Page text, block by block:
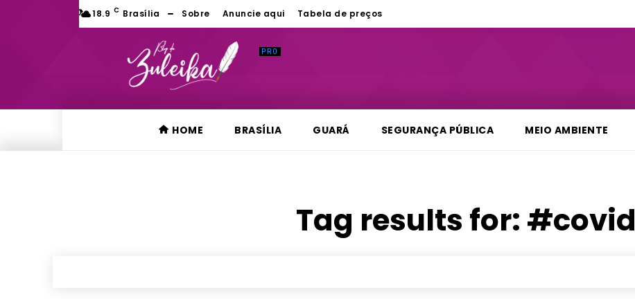
18.9 C Brasília Sobre Anuncie aqui Tabela de preços
HOME BRASÍLIA GUARÁ SEGURANÇA PÚBLICA MEIO AMBIENTE
Tag results for: #covid